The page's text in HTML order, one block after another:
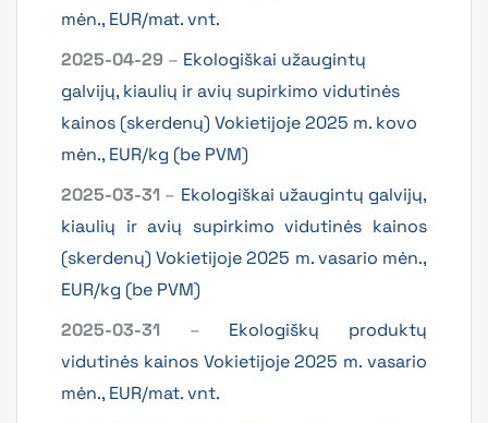
mėn., EUR/mat. vnt.
2025-04-29 – Ekologiškai užaugintų
galvijų, kiaulių ir avių supirkimo vidutinės
kainos (skerdenų) Vokietijoje 2025 m. kovo
mėn., EUR/kg (be PVM)
2025-03-31 – Ekologiškai užaugintų galvijų,
kiaulių ir avių supirkimo vidutinės kainos
(skerdenų) Vokietijoje 2025 m. vasario mėn.,
EUR/kg (be PVM)
2025-03-31 – Ekologiškų produktų
vidutinės kainos Vokietijoje 2025 m. vasario
mėn., EUR/mat. vnt.